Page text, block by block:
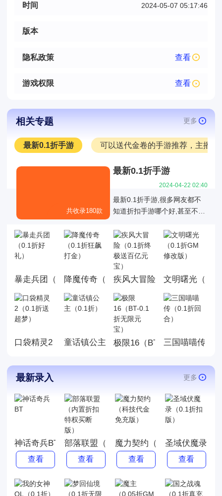
时间 2024-05-07 05:17:46
版本
隐私政策 查看
游戏权限 查看
相关专题 更多
最新0.1折手游 可以送代金卷的手游推荐，主播推
共收录180款
最新0.1折手游
2024-04-22 02:40
最新0.1折手游,很多网友都不
知道折扣手游哪个好,甚至不知
游，也不知道有哪些0.1折手游
是值得我们去玩的,今天白菜就
为大家带来好玩的0.1折手机游
戏大全,这里面的游戏统统充值
都是0.1折，游戏上线就送首
充，而且这几款游戏都是很耐
玩的游戏。玩法丰厚，画面精
美，喜欢就来玩，赶快来下载
体验吧!
暴走兵团（0.1折好礼）降魔传奇（0.1折狂飙打金）
疾风大冒险（0.1折终极送百
文明曙光（0.1
口袋精灵2（0.1折送超梦）
童话镇公主（0.1折）极限16（BT-0.1折无限元宝
三国喵喵传（
最新录入 更多
神话奇兵BT
查看
部落联盟（内置折扣特权买断版）
查看
魔力契约（科技代金免充版
查看
圣域伏魔录（
查看